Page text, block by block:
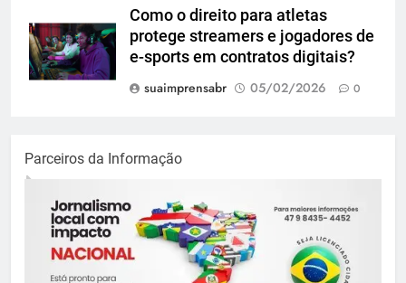
Como o direito para atletas
protege streamers e jogadores de
e-sports em contratos digitais?
suaimprensabr
05/02/2026 0
Parceiros da Informação